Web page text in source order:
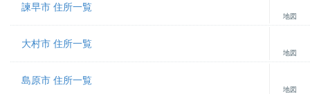
諫早市 住所一覧
地図
大村市 住所一覧
地図
島原市 住所一覧
地図